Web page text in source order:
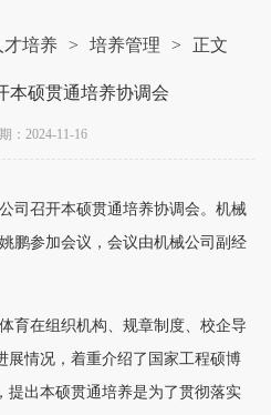
才培养 > 培养管理 > 正文
本硕贯通培养协调会
：2024-11-16
司召开本硕贯通培养协调会。机械
鹏参加会议，会议由机械公司副经
育在组织机构、规章制度、校企导
展情况，着重介绍了国家工程硕博
提出本硕贯通培养是为了贯彻落实